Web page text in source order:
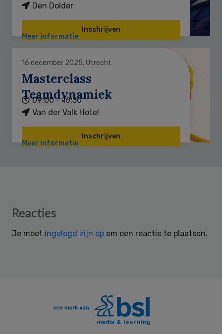
Den Dolder
Inschrijven
Meer informatie
16 december 2025, Utrecht
Masterclass
Teamdynamiek
09:00 - 16:30
Van der Valk Hotel
Inschrijven
Meer informatie
Reader
Reacties
Je moet ingelogd zijn op om een reactie te plaatsen.